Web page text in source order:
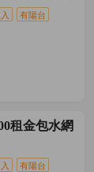
有陽台
租金包水網
有陽台